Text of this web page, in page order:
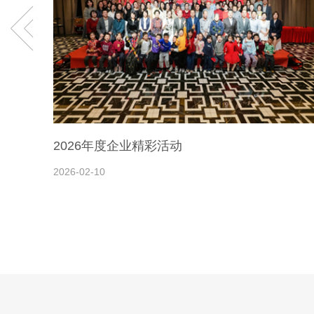
2026年度企业精彩活动
2026-02-10